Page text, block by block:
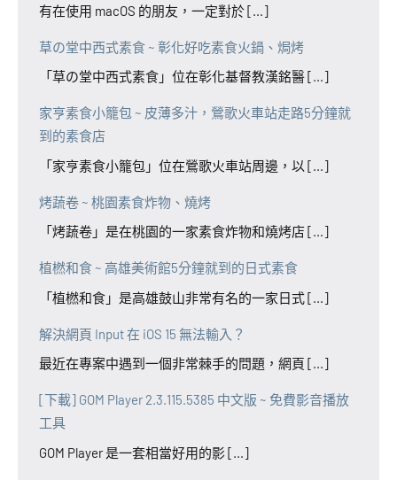
有在使用 macOS 的朋友，一定對於 [...]
草の堂中西式素食 ~ 彰化好吃素食火鍋、焗烤
「草の堂中西式素食」位在彰化基督教漢銘醫 [...]
家亨素食小籠包 ~ 皮薄多汁，鶯歌火車站走路5分鐘就
到的素食店
「家亨素食小籠包」位在鶯歌火車站周邊，以 [...]
烤蔬卷 ~ 桃園素食炸物、燒烤
「烤蔬卷」是在桃園的一家素食炸物和燒烤店 [...]
植橪和食 ~ 高雄美術館5分鐘就到的日式素食
「植橪和食」是高雄鼓山非常有名的一家日式 [...]
解決網頁 Input 在 iOS 15 無法輸入？
最近在專案中遇到一個非常棘手的問題，網頁 [...]
[下載] GOM Player 2.3.115.5385 中文版 ~ 免費影音播放
工具
GOM Player 是一套相當好用的影 [...]